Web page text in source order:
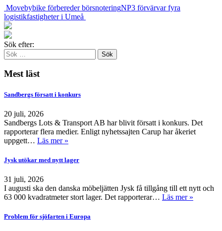
Movebybike förbereder börsnoteringNP3 förvärvar fyra
logistikfastigheter i Umeå
Sök efter:
Mest läst
Sandbergs försatt i konkurs
20 juli, 2026
Sandbergs Lots & Transport AB har blivit försatt i konkurs. Det
rapporterar flera medier. Enligt nyhetssajten Carup har åkeriet
uppgett… Läs mer »
Jysk utökar med nytt lager
31 juli, 2026
I augusti ska den danska möbeljätten Jysk få tillgång till ett nytt och
63 000 kvadratmeter stort lager. Det rapporterar… Läs mer »
Problem för sjöfarten i Europa